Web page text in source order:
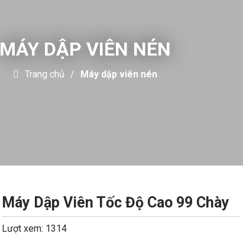
MÁY DẬP VIÊN NÉN
Trang chủ Máy dập viên nén
Máy Dập Viên Tốc Độ Cao 99 Chày
Lượt xem: 1314